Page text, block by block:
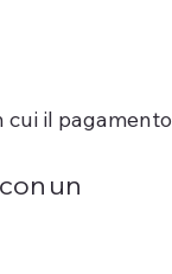
cui il pagamento
un